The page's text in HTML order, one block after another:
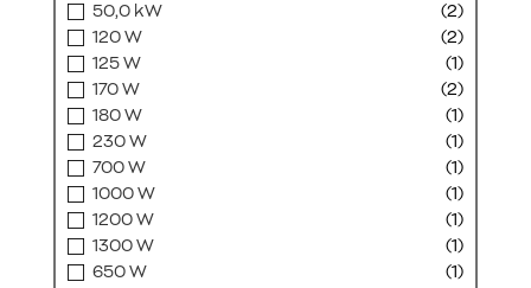
50,0 kW
(2)
120 W
(2)
125 W
(1)
170 W
(2)
180 W
(1)
230 W
(1)
700 W
(1)
1000 W
(1)
1200 W
(1)
1300 W
(1)
650 W
(1)